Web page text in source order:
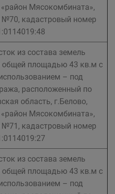
Мясокомбината»,
№70, кадастровый номер
из состава земель
общей площадью 43 кв.м с
– под
расположенный по
область, г.Белово,
Мясокомбината»,
№71, кадастровый номер
из состава земель
общей площадью 43 кв.м с
– под